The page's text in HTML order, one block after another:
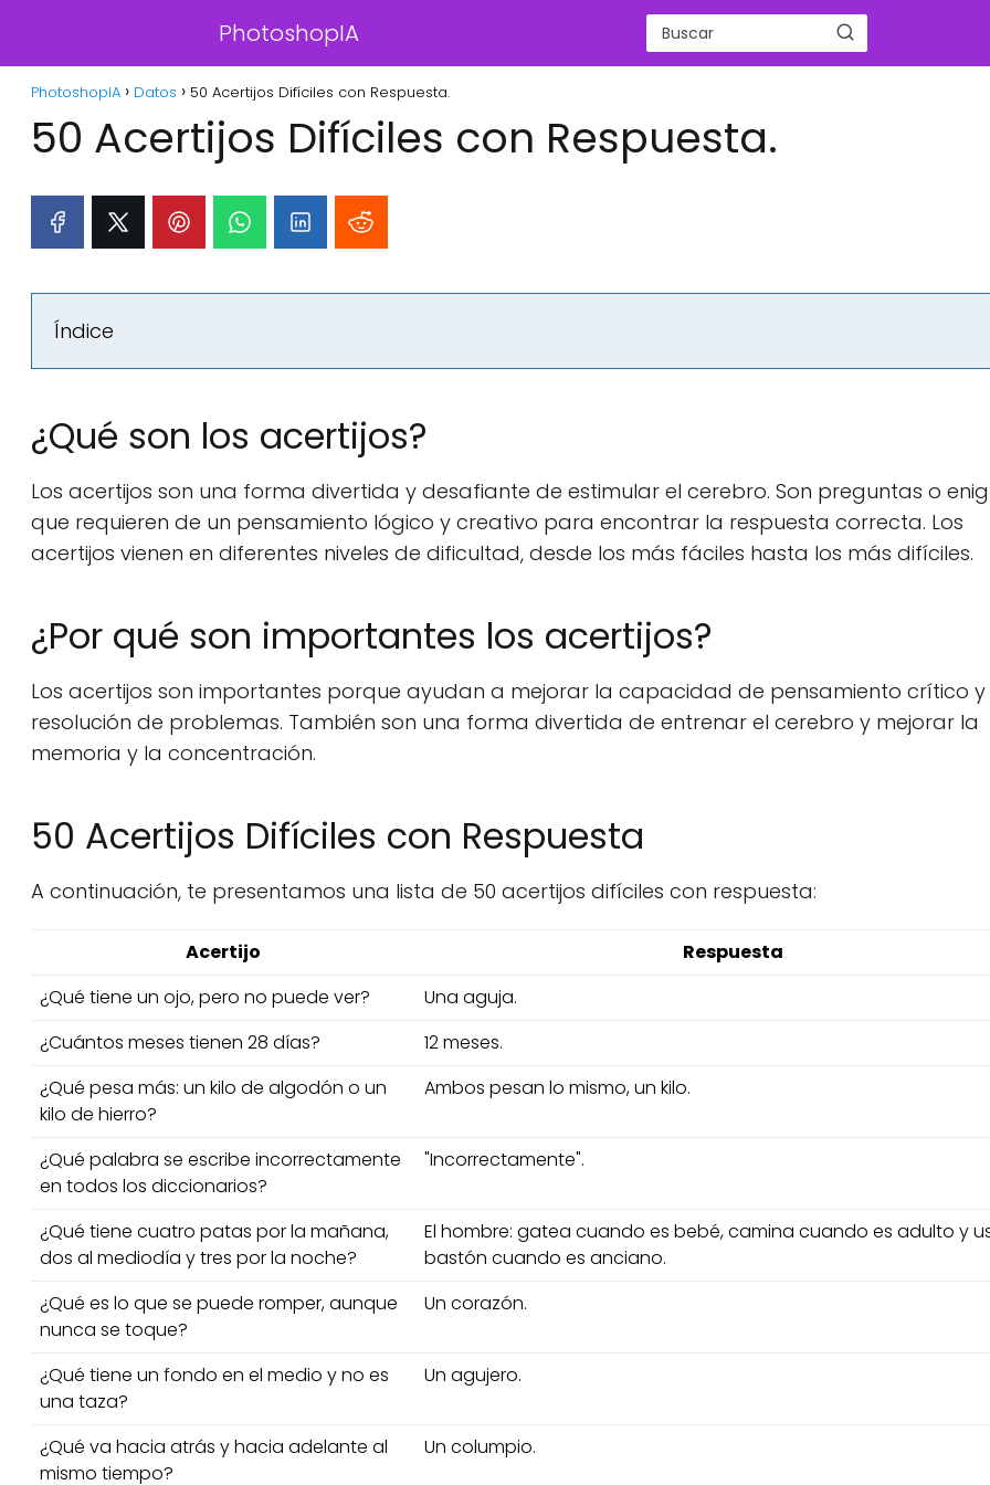
PhotoshopIA
PhotoshopIA Datos 50 Acertijos Difíciles con Respuesta.
50 Acertijos Difíciles con Respuesta.
Índice
¿Qué son los acertijos?
Los acertijos son una forma divertida y desafiante de estimular el cerebro. Son preguntas o
que requieren de un pensamiento lógico y creativo para encontrar la respuesta correcta. Los
acertijos vienen en diferentes niveles de dificultad, desde los más fáciles hasta los más difíciles.
¿Por qué son importantes los acertijos?
Los acertijos son importantes porque ayudan a mejorar la capacidad de pensamiento crítico y
resolución de problemas. También son una forma divertida de entrenar el cerebro y mejorar la
memoria y la concentración.
50 Acertijos Difíciles con Respuesta
A continuación, te presentamos una lista de 50 acertijos difíciles con respuesta:
Acertijo
Respuesta
¿Qué tiene un ojo, pero no puede ver?
Una aguja.
¿Cuántos meses tienen 28 días?
12 meses.
¿Qué pesa más: un kilo de algodón o un
kilo de hierro?
Ambos pesan lo mismo, un kilo.
¿Qué palabra se escribe incorrectamente
en todos los diccionarios?
"Incorrectamente".
¿Qué tiene cuatro patas por la mañana,
dos al mediodía y tres por la noche?
El hombre: gatea cuando es bebé, camina cuando es adulto y
bastón cuando es anciano.
¿Qué es lo que se puede romper, aunque
nunca se toque?
Un corazón.
¿Qué tiene un fondo en el medio y no es
una taza?
Un agujero.
¿Qué va hacia atrás y hacia adelante al
mismo tiempo?
Un columpio.